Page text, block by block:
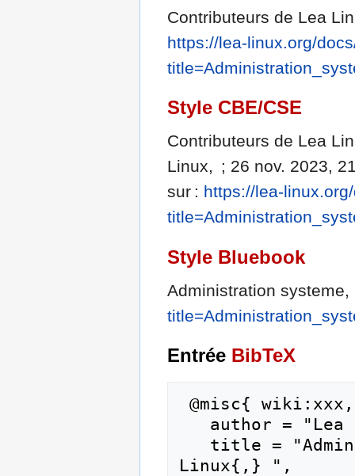
Contributeurs de Lea
https://lea-linux.org/
Style CBE/CSE
Contributeurs de Lea
Linux, ; 26 nov. 2023,
sur : https://lea-
Style Bluebook
Administration systeme,
Entrée BibTeX
Linux{,} ",